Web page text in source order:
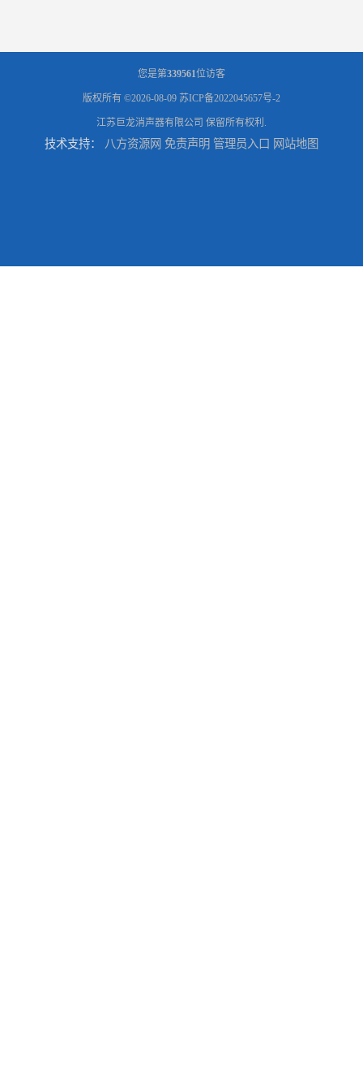
您是第339561位访客
版权所有 ©2026-08-09 苏ICP备2022045657号-2
江苏巨龙消声器有限公司 保留所有权利.
技术支持： 八方资源网 免责声明 管理员入口 网站地图